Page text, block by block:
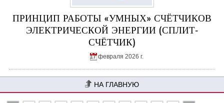
ПРИНЦИП РАБОТЫ «УМНЫХ» СЧЁТЧИКОВ
ЭЛЕКТРИЧЕСКОЙ ЭНЕРГИИ (СПЛИТ-
СЧЁТЧИК)
17 февраля 2026 г.
НА ГЛАВНУЮ